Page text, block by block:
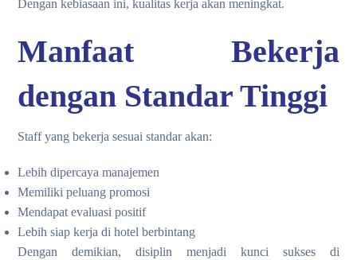
Dengan kebiasaan ini, kualitas kerja akan meningkat.
Manfaat Bekerja
dengan Standar Tinggi
Staff yang bekerja sesuai standar akan:
Lebih dipercaya manajemen
Memiliki peluang promosi
Mendapat evaluasi positif
Lebih siap kerja di hotel berbintang
Dengan demikian, disiplin menjadi kunci sukses di